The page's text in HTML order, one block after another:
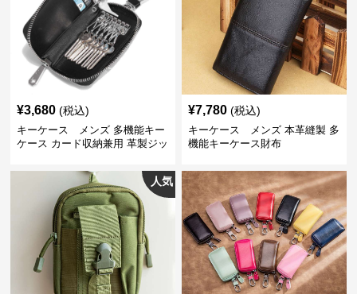
¥3,680 (税込)
キーケース メンズ 多機能キー
ケース カード収納兼用 革製ジッ
¥7,780 (税込)
キーケース メンズ 本革縫製 多
機能キーケース財布
人気